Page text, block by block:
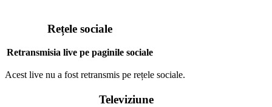
Rețele sociale
Retransmisia live pe paginile sociale
Acest live nu a fost retransmis pe rețele sociale.
Televiziune